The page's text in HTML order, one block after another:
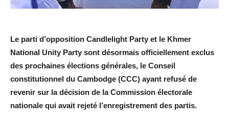
Le parti d’opposition Candlelight Party et le Khmer
National Unity Party sont désormais officiellement exclus
des prochaines élections générales, le Conseil
constitutionnel du Cambodge (CCC) ayant refusé de
revenir sur la décision de la Commission électorale
nationale qui avait rejeté l’enregistrement des partis.